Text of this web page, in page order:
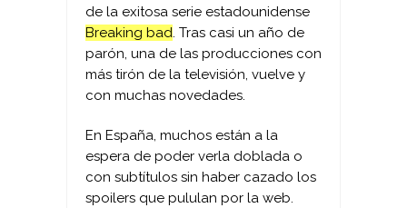
de la exitosa serie estadounidense
Breaking bad. Tras casi un año de
parón, una de las producciones con
más tirón de la televisión, vuelve y
con muchas novedades.
En España, muchos están a la
espera de poder verla doblada o
con subtítulos sin haber cazado los
spoilers que pululan por la web.